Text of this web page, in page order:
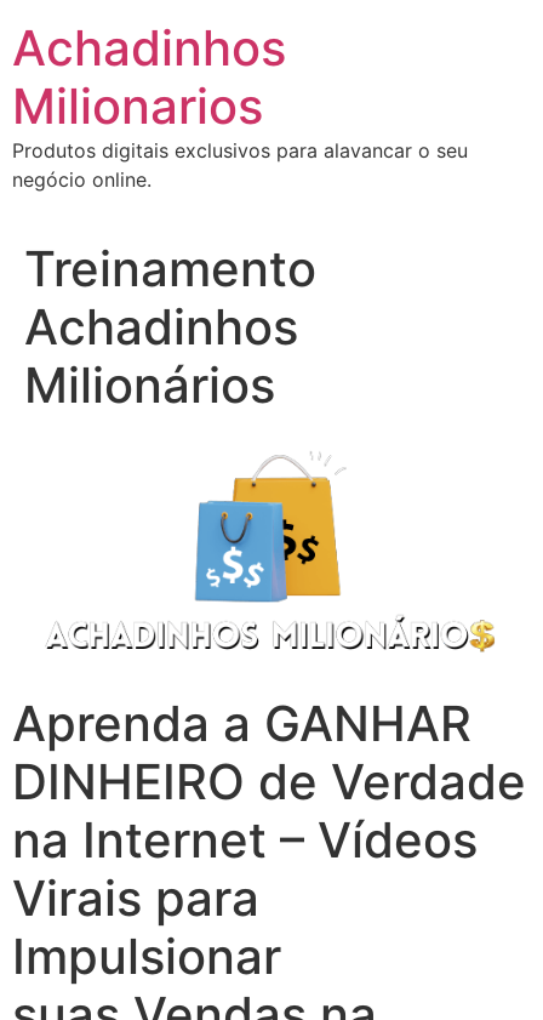
para
conteúdo
Achadinhos
Milionarios
Produtos digitais exclusivos para alavancar o seu
negócio online.
Treinamento
Achadinhos
Milionários
Aprenda a GANHAR
DINHEIRO de Verdade
na Internet – Vídeos
Virais para
Impulsionar